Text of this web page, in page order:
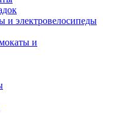
и электровелосипеды
и